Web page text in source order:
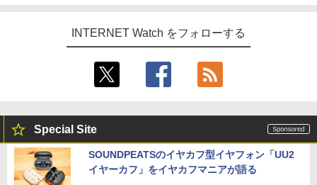
INTERNET Watch をフォローする
Special Site
SOUNDPEATSのイヤカフ型イヤフォン「UU2
イヤーカフ」をイヤカフマニアが語る